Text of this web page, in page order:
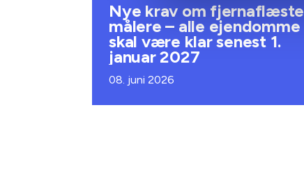
Nye krav om fjernaflæste
målere – alle ejendomme
skal være klar senest 1.
januar 2027
08. juni 2026